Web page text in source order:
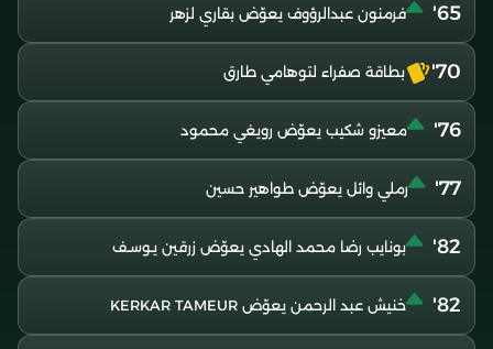
65' فرمنون عبدالرؤوف يعوّض بقاري لزهر
70' بطاقة صفراء لتوهامي طارق
76' معيزو شكيب يعوّض رويغي محمود
77' رملي وائل يعوّض طواهير حسين
82' بونايب رضا محمد الهادي يعوّض زرقين يـوسـف
82' خنيش عبد الرحمن يعوّض KERKAR TAMEUR